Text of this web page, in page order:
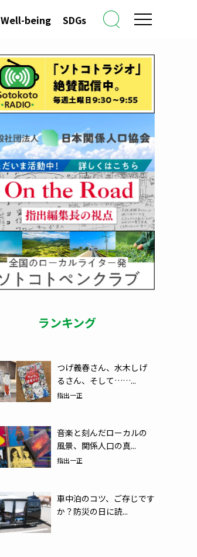
Well-being SDGs
ランキング
つげ義春さん、水木しげ
るさん、そして……...
指出一正
音楽と刻んだローカルの
風景、関係人口の真...
指出一正
車中泊のコツ、ご存じです
か？防災の日に読...